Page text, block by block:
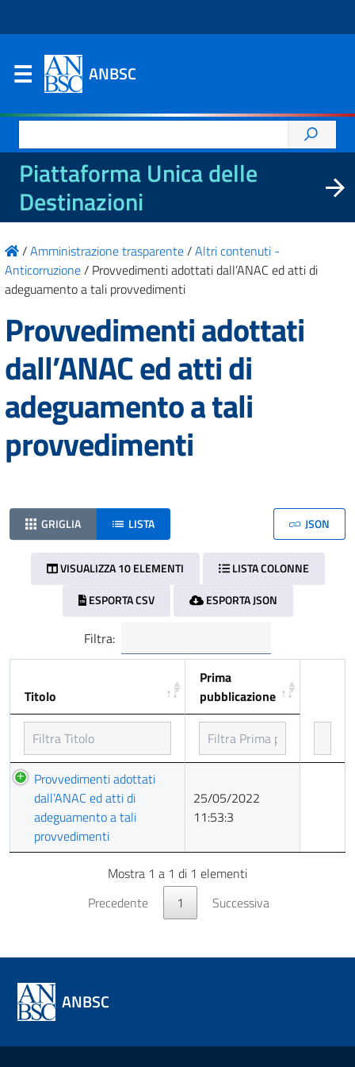
ANBSC
per:
Piattaforma Unica delle
Destinazioni
/Amministrazione trasparente/Altri contenuti -
Anticorruzione/ Provvedimenti adottati dall’ANAC ed atti di
adeguamento a tali provvedimenti
Provvedimenti adottati
dall’ANAC ed atti di
adeguamento a tali
provvedimenti
GRIGLIA LISTA JSON
VISUALIZZA 10 ELEMENTI
LISTA COLONNE
ESPORTA CSV
ESPORTA JSON
Filtra:
Titolo
Prima
pubblicazione
Titolo
pubblicazione
Provvedimenti adottati
dall’ANAC ed atti di
adeguamento a tali
provvedimenti
25/05/2022
11:53:3
Mostra 1 a 1 di 1 elementi
Precedente
1 Successiva
ANBSC